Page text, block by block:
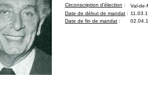
Circonscription d'élection :
Val-de-
Date de début de mandat :
Date de fin de mandat :